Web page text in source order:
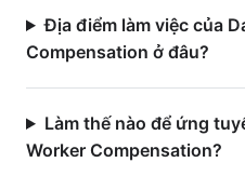
Địa điểm làm việc của
Compensation ở đâu?
Làm thế nào để ứng
Worker Compensation?